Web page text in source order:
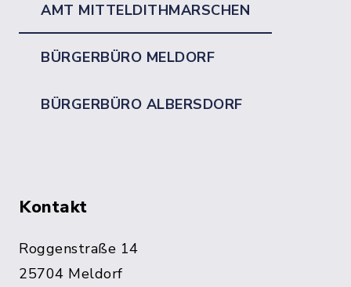
AMT MITTELDITHMARSCHEN
BÜRGERBÜRO MELDORF
BÜRGERBÜRO ALBERSDORF
Kontakt
Roggenstraße 14
25704 Meldorf